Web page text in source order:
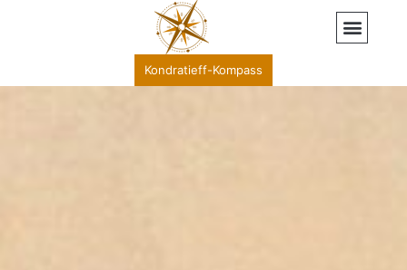
Kondratieff-Kompass